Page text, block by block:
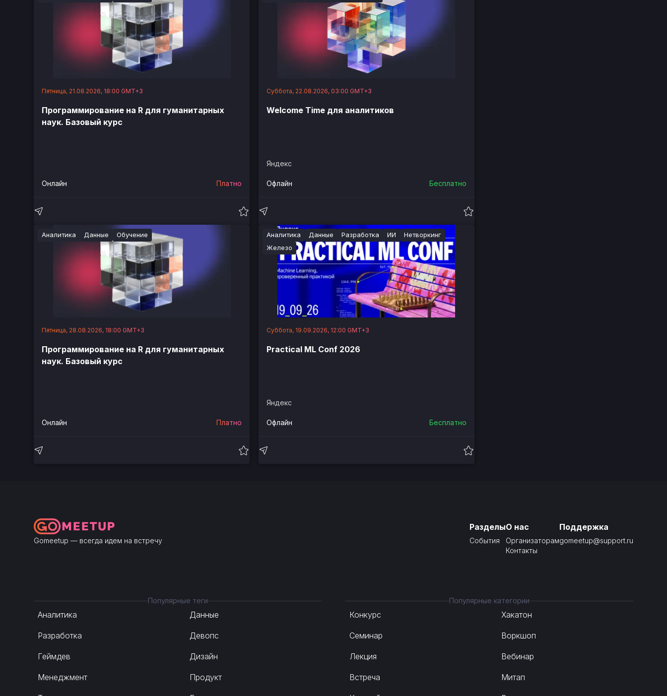
Пятница, 21.08.2026, 18:00 GMT+3
Программирование на R для гуманитарных
наук. Базовый курс
Онлайн Платно
Суббота, 22.08.2026, 03:00 GMT+3
Welcome Time для аналитиков
Яндекс
Офлайн Бесплатно
Аналитика Данные Обучение
Пятница, 28.08.2026, 18:00 GMT+3
Программирование на R для гуманитарных
наук. Базовый курс
Онлайн Платно
Аналитика Данные Разработка ИИ
Нетворкинг
Железо
Суббота, 19.09.2026, 12:00 GMT+3
Practical ML Conf 2026
Яндекс
Офлайн Бесплатно
Gomeetup — всегда идем на встречу
Разделы
События
О нас
Организаторам
Контакты
Поддержка
gomeetup@support.ru
Популярные теги
Аналитика Данные
Разработка Девопс
Геймдев Дизайн
Менеджмент Продукт
Популярные категории
Конкурс Хакатон
Семинар Воркшоп
Лекция Вебинар
Встреча Митап